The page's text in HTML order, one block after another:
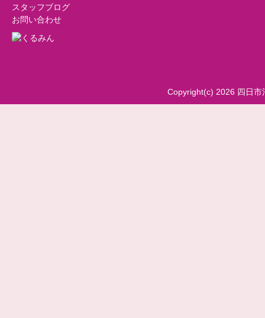
スタッフブログ
お問い合わせ
Copyright(c) 2026 四日